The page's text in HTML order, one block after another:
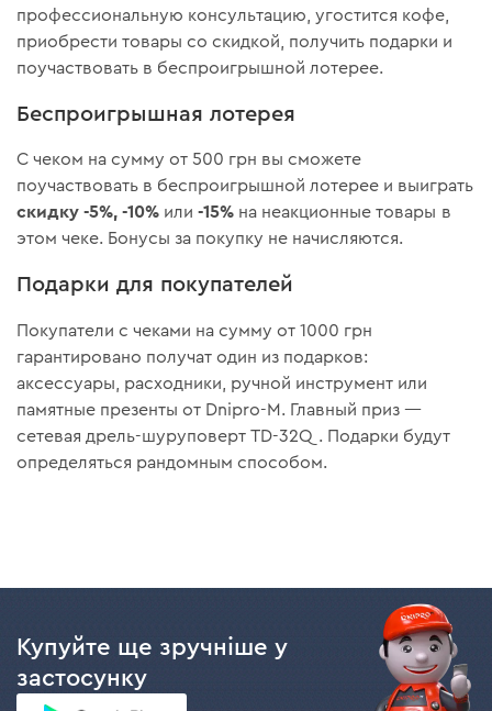
профессиональную консультацию, угостится кофе,
приобрести товары со скидкой, получить подарки и
поучаствовать в беспроигрышной лотерее.
Беспроигрышная лотерея
С чеком на сумму от 500 грн вы сможете
поучаствовать в беспроигрышной лотерее и выиграть
скидку-5%, -10% или-15% на неакционные товары в
этом чеке. Бонусы за покупку не начисляются.
Подарки для покупателей
Покупатели с чеками на сумму от 1000 грн
гарантировано получат один из подарков:
аксессуары, расходники, ручной инструмент или
памятные презенты от Dnipro-M. Главный приз —
сетевая дрель-шуруповерт TD-32Q. Подарки будут
определяться рандомным способом.
Купуйте ще зручніше у
застосунку